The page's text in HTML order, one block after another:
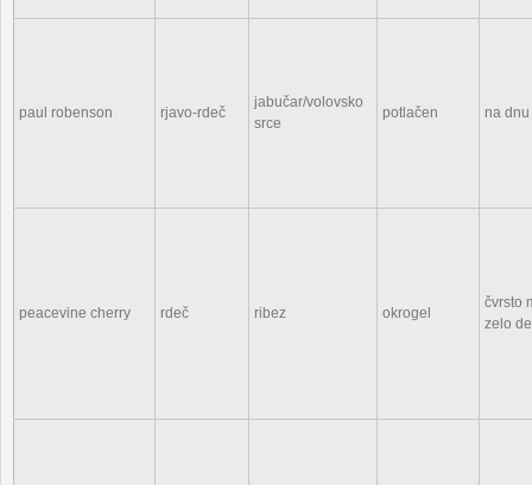
paul robenson rjavo-rdeč
jabučar/volovsko
srce
potlačen na
peacevine cherry rdeč ribez okrogel
čvrsto
zelo